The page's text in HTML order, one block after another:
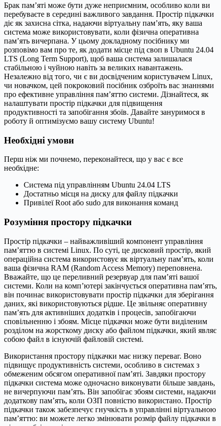
Брак пам’яті може бути дуже неприємним, особливо коли ви
перебуваєте в середині важливого завдання. Простір підкачки
діє як захисна сітка, надаючи віртуальну пам’ять, яку ваша
система може використовувати, коли фізична оперативна
пам’ять вичерпана. У цьому докладному посібнику ми
розповімо вам про те, як додати місце під своп в Ubuntu 24.04
LTS (Long Term Support), щоб ваша система залишалася
стабільною і чуйною навіть за великих навантажень.
Незалежно від того, чи є ви досвідченим користувачем Linux,
чи новачком, цей покроковий посібник озброїть вас знаннями
про ефективне управління пам’яттю системи. Дізнайтеся, як
налаштувати простір підкачки для підвищення
продуктивності та запобігання збоїв. Давайте зануримося в
роботу й оптимізуємо вашу систему Ubuntu!
Необхідні умови
Перш ніж ми почнемо, переконайтеся, що у вас є все
необхідне:
Система під управлінням Ubuntu 24.04 LTS
Достатньо місця на диску для файлу підкачки
Привілеї Root або sudo для виконання команд
Розуміння простору підкачки
Простір підкачки – найважливіший компонент управління
пам’яттю в системі Linux. По суті, це дисковий простір, який
операційна система використовує як віртуальну пам’ять, коли
ваша фізична RAM (Random Access Memory) переповнена.
Вважайте, що це переливний резервуар для пам’яті вашої
системи. Коли на комп’ютері закінчується оперативна пам’ять,
він починає використовувати простір підкачки для зберігання
даних, які використовуються рідше. Це звільняє оперативну
пам’ять для активніших додатків і процесів, запобігаючи
сповільненню і збоям. Місце підкачки може бути виділеним
розділом на жорсткому диску або файлом підкачки, який являє
собою файл в існуючій файловій системі.
Використання простору підкачки має низку переваг. Воно
підвищує продуктивність системи, особливо в системах з
обмеженим обсягом оперативної пам’яті. Завдяки простору
підкачки система може одночасно виконувати більше завдань,
не вичерпуючи пам’ять. Він запобігає збоям системи, надаючи
додаткову пам’ять, коли ОЗП повністю використано. Простір
підкачки також забезпечує гнучкість в управлінні віртуальною
пам’яттю: ви можете легко змінювати розмір файлу підкачки в